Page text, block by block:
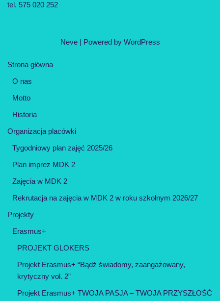
tel. 575 020 252
Neve| Powered by WordPress
Strona główna
O nas
Motto
Historia
Organizacja placówki
Tygodniowy plan zajęć 2025/26
Plan imprez MDK 2
Zajęcia w MDK 2
Rekrutacja na zajęcia w MDK 2 w roku szkolnym 2026/27
Projekty
Erasmus+
PROJEKT GLOKERS
Projekt Erasmus+ “Bądź świadomy, zaangażowany,
krytyczny vol. 2”
Projekt Erasmus+ TWOJA PASJA – TWOJA PRZYSZŁOŚĆ